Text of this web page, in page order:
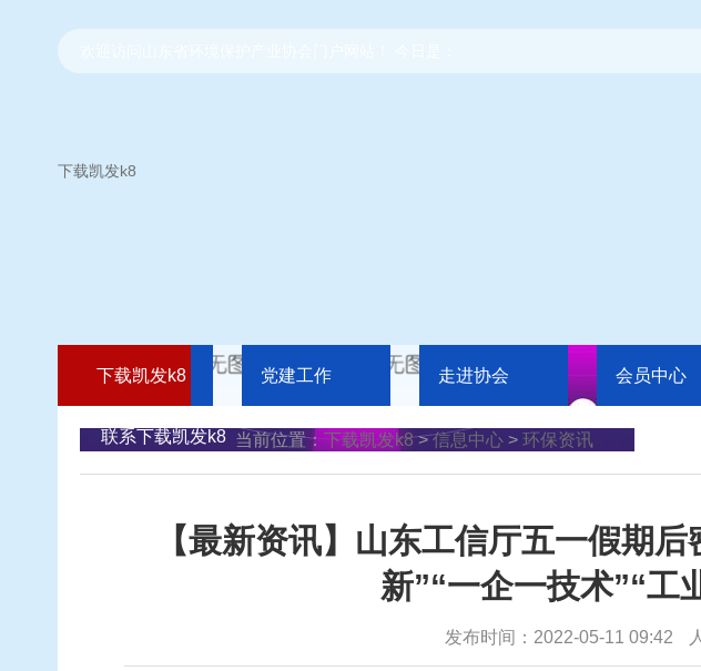
下载凯发k8
下载凯发k8 党建工作 走进协会 会员中心
联系下载凯发k8 当前位置： 下载凯发k8>信息中心 > 环保资讯
【最新资讯】山东工信厅五一假期
新”“一企一技术”“工
发布时间：2022-05-11 09:42